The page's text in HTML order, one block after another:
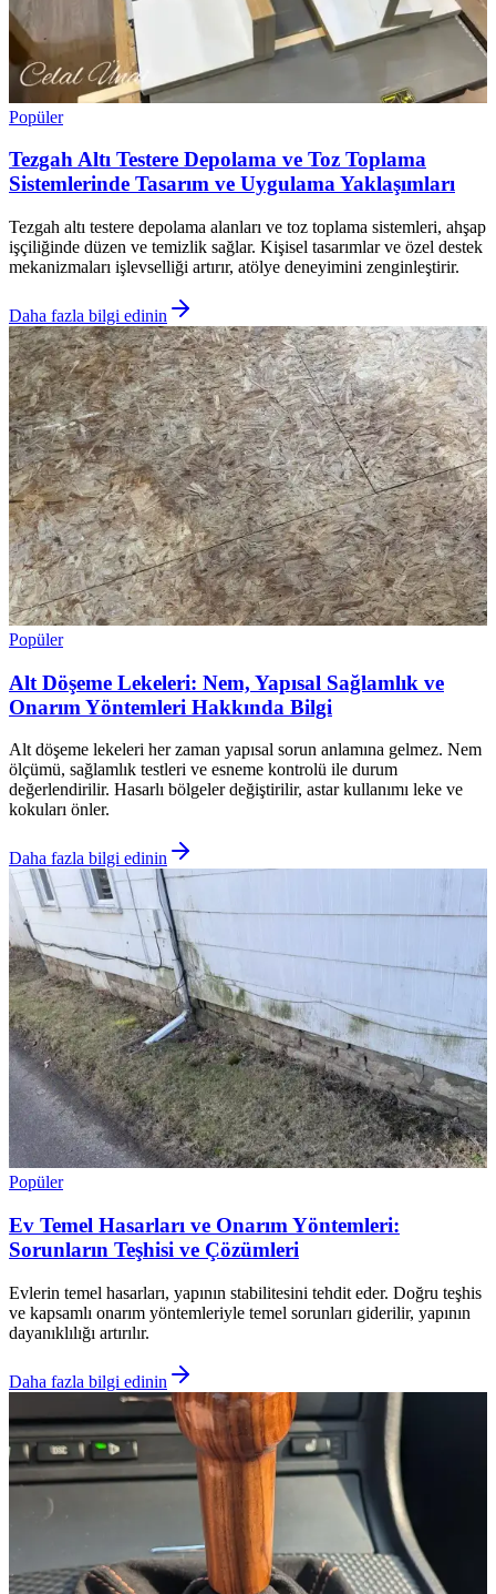
Popüler
Tezgah Altı Testere Depolama ve Toz Toplama
Sistemlerinde Tasarım ve Uygulama Yaklaşımları
Tezgah altı testere depolama alanları ve toz toplama sistemleri, ahşap
işçiliğinde düzen ve temizlik sağlar. Kişisel tasarımlar ve özel destek
mekanizmaları işlevselliği artırır, atölye deneyimini zenginleştirir.
Daha fazla bilgi edinin
Popüler
Alt Döşeme Lekeleri: Nem, Yapısal Sağlamlık ve
Onarım Yöntemleri Hakkında Bilgi
Alt döşeme lekeleri her zaman yapısal sorun anlamına gelmez. Nem
ölçümü, sağlamlık testleri ve esneme kontrolü ile durum
değerlendirilir. Hasarlı bölgeler değiştirilir, astar kullanımı leke ve
kokuları önler.
Daha fazla bilgi edinin
Popüler
Ev Temel Hasarları ve Onarım Yöntemleri:
Sorunların Teşhisi ve Çözümleri
Evlerin temel hasarları, yapının stabilitesini tehdit eder. Doğru teşhis
ve kapsamlı onarım yöntemleriyle temel sorunları giderilir, yapının
dayanıklılığı artırılır.
Daha fazla bilgi edinin